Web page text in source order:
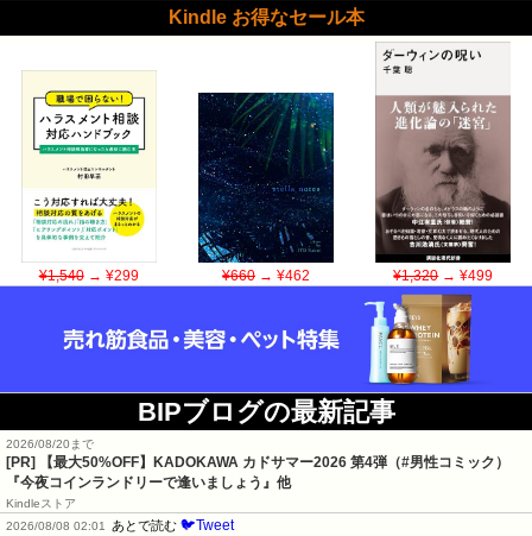
Kindle お得なセール本
¥1,540→ ¥299 ¥660→ ¥462 ¥1,320→ ¥499
BIPブログの最新記事
2026/08/20まで
[PR]
【最大50%OFF】KADOKAWA カドサマー2026 第4弾（#男性コミック）
『今夜コインランドリーで逢いましょう』他
Kindleストア
2026/08/08 02:01
あとで読む 🐦Tweet